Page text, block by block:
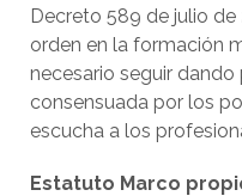
Decreto 589 de julio
orden en la formación
necesario seguir
consensuada por los
escucha a los
Estatuto Marco